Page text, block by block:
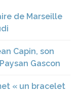
de Marseille
Capin, son
Gascon
« un bracelet